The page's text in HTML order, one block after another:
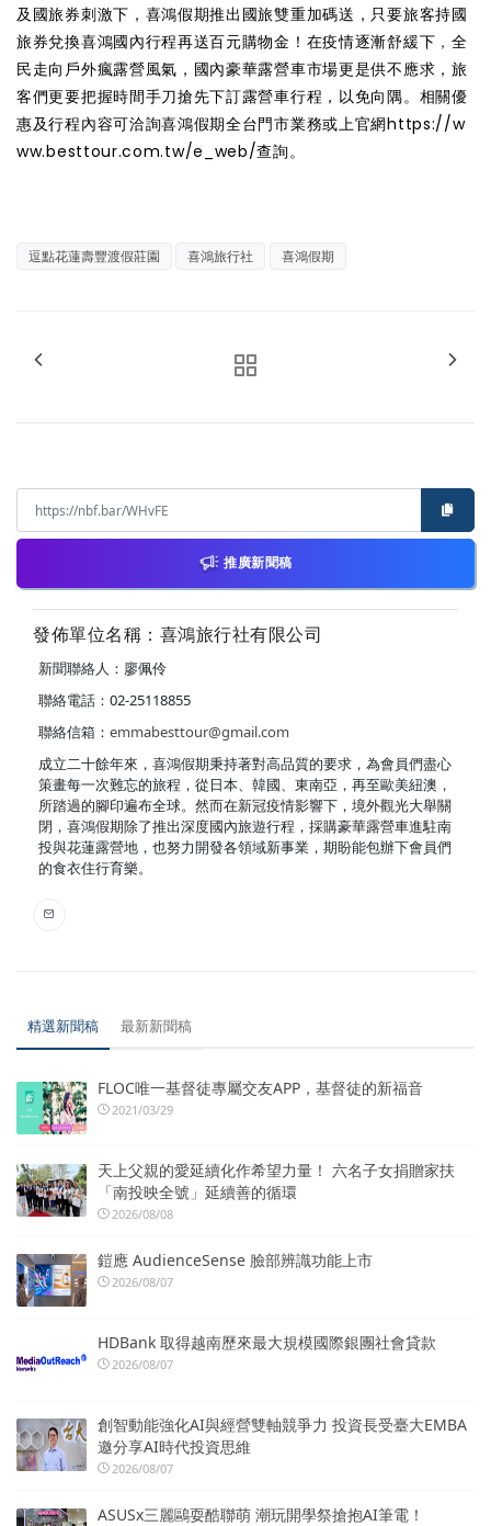
及國旅券刺激下，喜鴻假期推出國旅雙重加碼送，只要旅客持國
旅券兌換喜鴻國內行程再送百元購物金！在疫情逐漸舒緩下 ， 全
民走向戶外瘋露營風氣，國內豪華露營車市場更是供不應求，旅
客們更要把握時間手刀搶先下訂露營車行程，以免向隅。相關優
惠及行程內容可洽詢喜鴻假期全台門市業務或上官網https://w
ww.besttour.com.tw/e_web/查詢。
逗點花蓮壽豐渡假莊園 喜鴻旅行社 喜鴻假期
推廣新聞稿
發佈單位名稱：喜鴻旅行社有限公司
新聞聯絡人：廖佩伶
聯絡電話：02-25118855
聯絡信箱： emmabesttour@gmail.com
成立二十餘年來，喜鴻假期秉持著對高品質的要求，為會員們盡心
策畫每一次難忘的旅程，從日本、韓國、東南亞，再至歐美紐澳，
所踏過的腳印遍布全球。然而在新冠疫情影響下，境外觀光大舉關
閉，喜鴻假期除了推出深度國內旅遊行程，採購豪華露營車進駐南
投與花蓮露營地，也努力開發各領域新事業，期盼能包辦下會員們
的食衣住行育樂。
精選新聞稿 最新新聞稿
FLOC唯一基督徒專屬交友APP，基督徒的新福音
2021/03/29
天上父親的愛延續化作希望力量！ 六名子女捐贈家扶
「南投映全號」延續善的循環
2026/08/08
鎧應 AudienceSense 臉部辨識功能上市
2026/08/07
HDBank 取得越南歷來最大規模國際銀團社會貸款
2026/08/07
創智動能強化AI與經營雙軸競爭力 投資長受臺大EMBA
邀分享AI時代投資思維
2026/08/07
ASUSx三麗鷗耍酷聯萌 潮玩開學祭搶抱AI筆電！